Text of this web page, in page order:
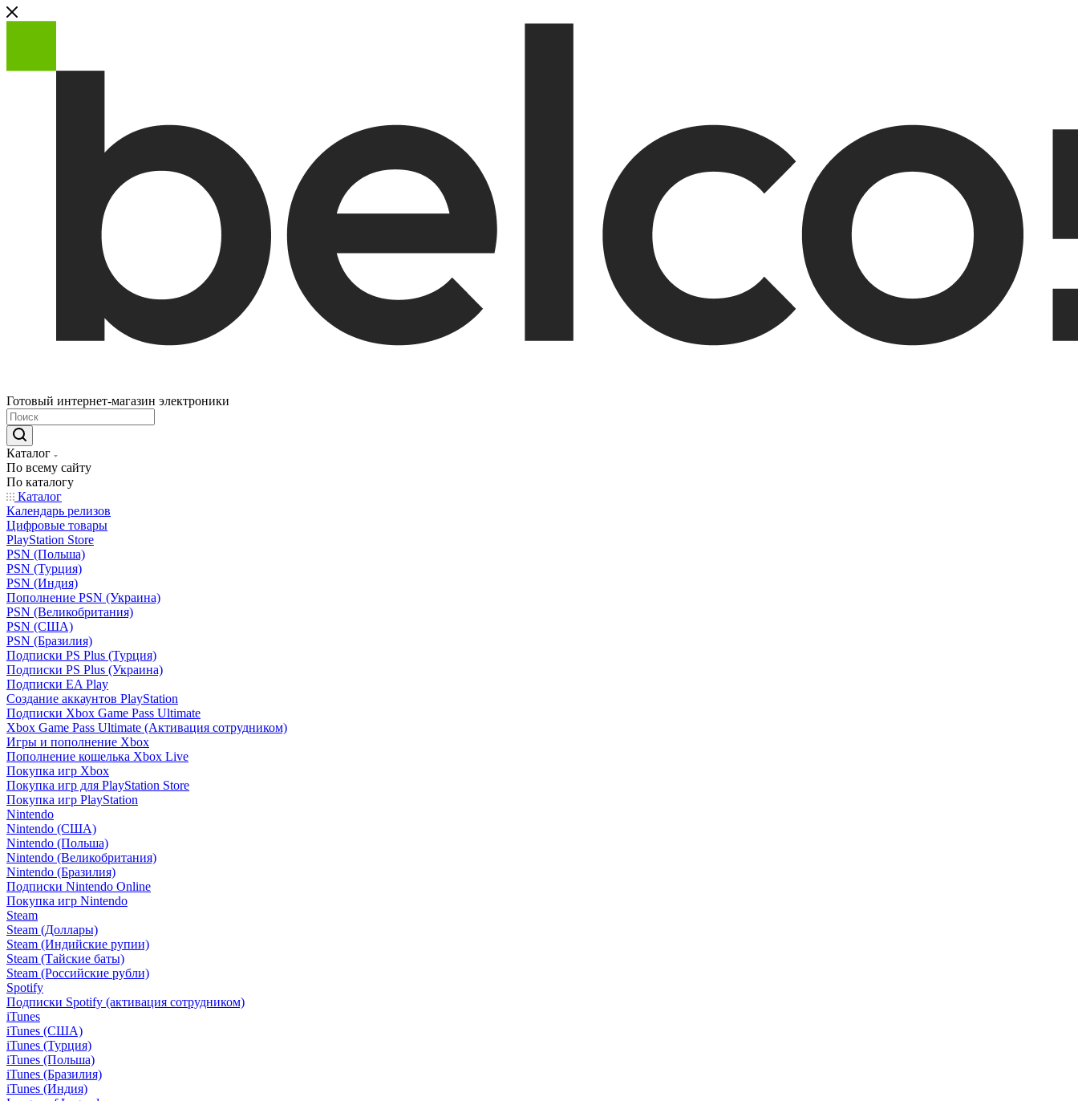
Готовый интернет-магазин электроники
Каталог
По всему сайту
По каталогу
Каталог
Календарь релизов
Цифровые товары
PlayStation Store
PSN (Польша)
PSN (Турция)
PSN (Индия)
Пополнение PSN (Украина)
PSN (Великобритания)
PSN (США)
PSN (Бразилия)
Подписки PS Plus (Турция)
Подписки PS Plus (Украина)
Подписки EA Play
Создание аккаунтов PlayStation
Подписки Xbox Game Pass Ultimate
Xbox Game Pass Ultimate (Активация сотрудником)
Игры и пополнение Xbox
Пополнение кошелька Xbox Live
Покупка игр Xbox
Покупка игр для PlayStation Store
Покупка игр PlayStation
Nintendo
Nintendo (США)
Nintendo (Польша)
Nintendo (Великобритания)
Nintendo (Бразилия)
Подписки Nintendo Online
Покупка игр Nintendo
Steam
Steam (Доллары)
Steam (Индийские рупии)
Steam (Тайские баты)
Steam (Российские рубли)
Spotify
Подписки Spotify (активация сотрудником)
iTunes
iTunes (США)
iTunes (Турция)
iTunes (Польша)
iTunes (Бразилия)
iTunes (Индия)